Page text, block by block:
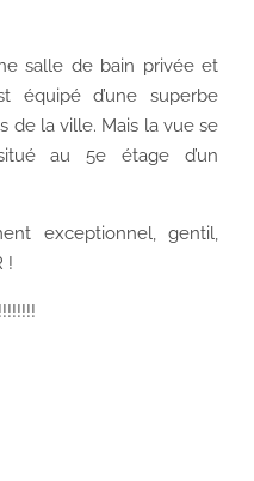
salle de bain privée et
équipé d’une superbe
de la ville. Mais la vue se
au 5e étage d’un
exceptionnel, gentil,
!